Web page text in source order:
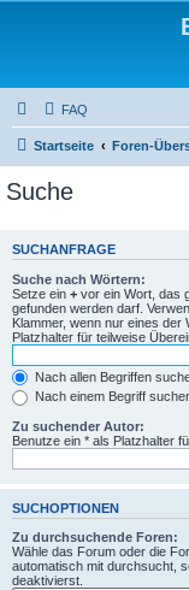
FAQ
Startseite Foren-
Suche
SUCHANFRAGE
Suche nach Wörtern:
Setze ein + vor ein Wort, das
gefunden werden darf.
Klammer, wenn nur eines
Platzhalter für teilweise
Nach allen Begriffen
Nach einem Begriff
Zu suchender Autor:
Benutze ein * als Platzhalter
SUCHOPTIONEN
Zu durchsuchende Foren:
Wähle das Forum oder die
automatisch mit durchsucht,
deaktivierst.